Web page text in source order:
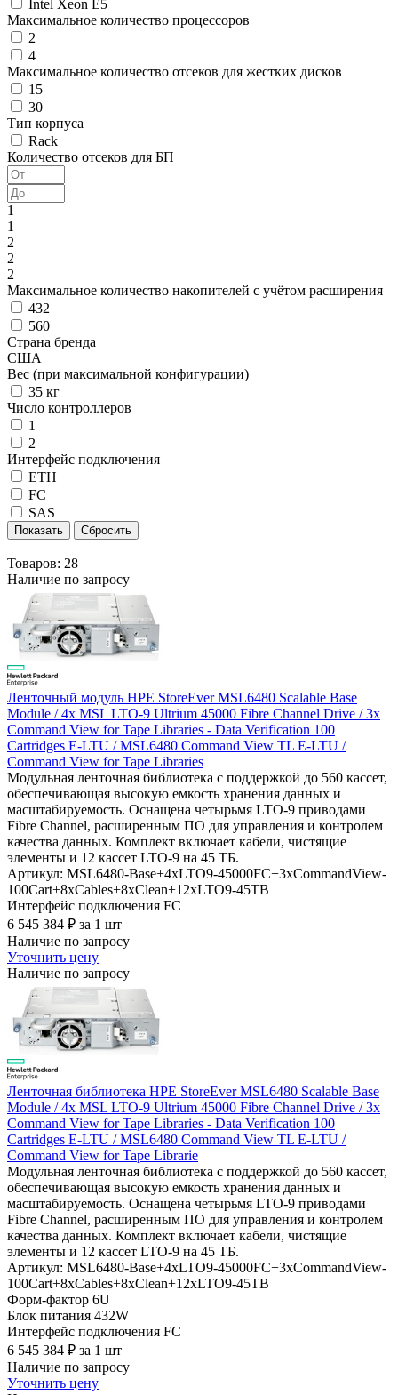
Intel Xeon E5
Максимальное количество процессоров
2
4
Максимальное количество отсеков для жестких дисков
15
30
Тип корпуса
Rack
Количество отсеков для БП
1
1
2
2
2
Максимальное количество накопителей с учётом расширения
432
560
Страна бренда
США
Вес (при максимальной конфигурации)
35 кг
Число контроллеров
1
2
Интерфейс подключения
ETH
FC
SAS
Товаров: 28
Наличие по запросу
Ленточный модуль HPE StoreEver MSL6480 Scalable Base
Module / 4x MSL LTO-9 Ultrium 45000 Fibre Channel Drive / 3x
Command View for Tape Libraries - Data Verification 100
Cartridges E-LTU / MSL6480 Command View TL E-LTU /
Command View for Tape Libraries
Модульная ленточная библиотека с поддержкой до 560 кассет,
обеспечивающая высокую емкость хранения данных и
масштабируемость. Оснащена четырьмя LTO-9 приводами
Fibre Channel, расширенным ПО для управления и контролем
качества данных. Комплект включает кабели, чистящие
элементы и 12 кассет LTO-9 на 45 ТБ.
Артикул: MSL6480-Base+4xLTO9-45000FC+3xCommandView-
100Cart+8xCables+8xClean+12xLTO9-45TB
Интерфейс подключения FC
6 545 384 ₽ за 1 шт
Наличие по запросу
Уточнить цену
Наличие по запросу
Ленточная библиотека HPE StoreEver MSL6480 Scalable Base
Module / 4x MSL LTO-9 Ultrium 45000 Fibre Channel Drive / 3x
Command View for Tape Libraries - Data Verification 100
Cartridges E-LTU / MSL6480 Command View TL E-LTU /
Command View for Tape Librarie
Модульная ленточная библиотека с поддержкой до 560 кассет,
обеспечивающая высокую емкость хранения данных и
масштабируемость. Оснащена четырьмя LTO-9 приводами
Fibre Channel, расширенным ПО для управления и контролем
качества данных. Комплект включает кабели, чистящие
элементы и 12 кассет LTO-9 на 45 ТБ.
Артикул: MSL6480-Base+4xLTO9-45000FC+3xCommandView-
100Cart+8xCables+8xClean+12xLTO9-45TB
Форм-фактор 6U
Блок питания 432W
Интерфейс подключения FC
6 545 384 ₽ за 1 шт
Наличие по запросу
Уточнить цену